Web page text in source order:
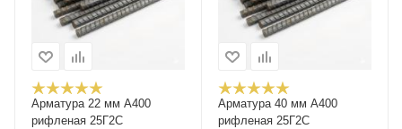
Арматура 22 мм А400
рифленая 25Г2С
Арматура 40 мм А400
рифленая 25Г2С